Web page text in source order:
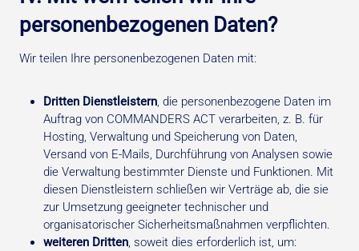
personenbezogenen Daten?
Wir teilen Ihre personenbezogenen Daten mit:
Dritten Dienstleistern , die personenbezogene Daten im
Auftrag von COMMANDERS ACT verarbeiten, z. B. für
Hosting, Verwaltung und Speicherung von Daten,
Versand von E-Mails, Durchführung von Analysen sowie
die Verwaltung bestimmter Dienste und Funktionen. Mit
diesen Dienstleistern schließen wir Verträge ab, die sie
zur Umsetzung geeigneter technischer und
organisatorischer Sicherheitsmaßnahmen verpflichten.
weiteren Dritten , soweit dies erforderlich ist, um: